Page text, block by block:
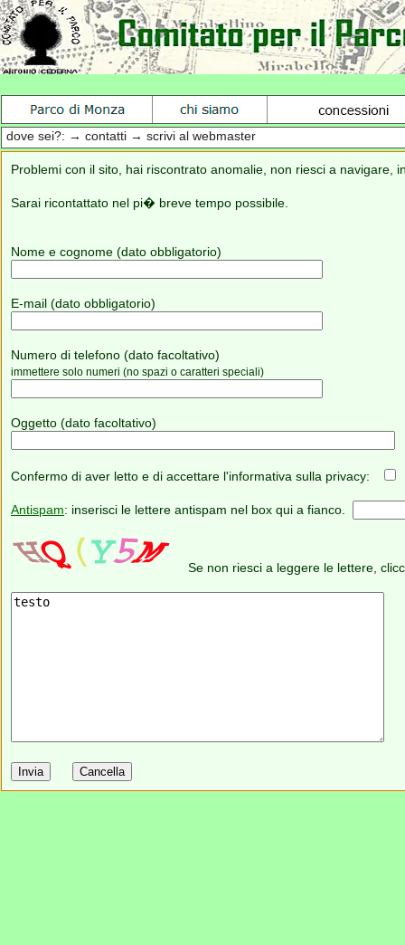
dove sei?: → contatti → scrivi al webmaster
Problemi con il sito, hai riscontrato anomalie, non riesci a navigare,
Sarai ricontattato nel pi� breve tempo possibile.
Nome e cognome (dato obbligatorio)
E-mail (dato obbligatorio)
Numero di telefono (dato facoltativo)
immettere solo numeri (no spazi o caratteri speciali)
Oggetto (dato facoltativo)
Confermo di aver letto e di accettare l'informativa sulla privacy:
Antispam: inserisci le lettere antispam nel box qui a fianco.
Se non riesci a leggere le lettere,